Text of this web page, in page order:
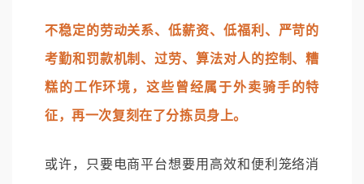
不稳定的劳动关系、低薪资、低福利、严苛的
考勤和罚款机制、过劳、算法对人的控制、糟
糕的工作环境，这些曾经属于外卖骑手的特
征，再一次复刻在了分拣员身上。
或许，只要电商平台想要用高效和便利笼络消